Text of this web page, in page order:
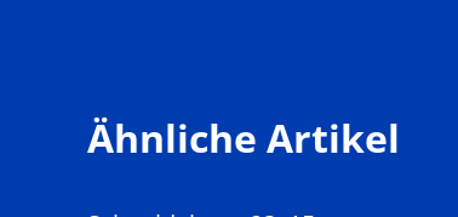
Ähnliche Artikel